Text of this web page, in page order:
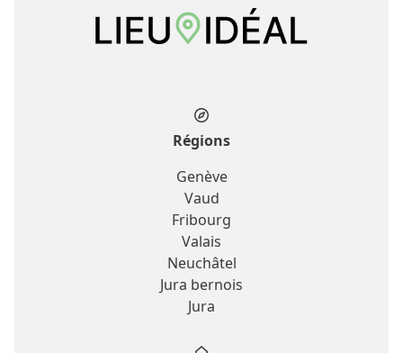
Régions
Genève
Vaud
Fribourg
Valais
Neuchâtel
Jura bernois
Jura